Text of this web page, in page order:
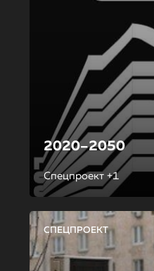
2020–2050
Спецпроект +1
СПЕЦПРОЕКТ